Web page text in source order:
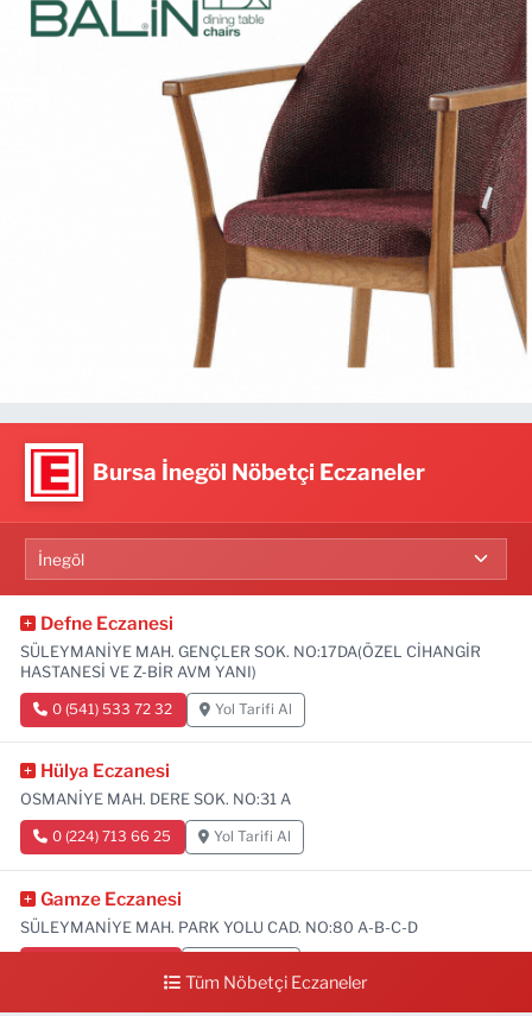
Bursa İnegöl Nöbetçi Eczaneler
Defne Eczanesi
SÜLEYMANİYE MAH. GENÇLER SOK. NO:17DA(ÖZEL CİHANGİR
HASTANESİ VE Z-BİR AVM YANI)
0 (541) 533 72 32 Yol Tarifi Al
Hülya Eczanesi
OSMANİYE MAH. DERE SOK. NO:31 A
0 (224) 713 66 25 Yol Tarifi Al
Gamze Eczanesi
SÜLEYMANİYE MAH. PARK YOLU CAD. NO:80 A-B-C-D
Tüm Nöbetçi Eczaneler